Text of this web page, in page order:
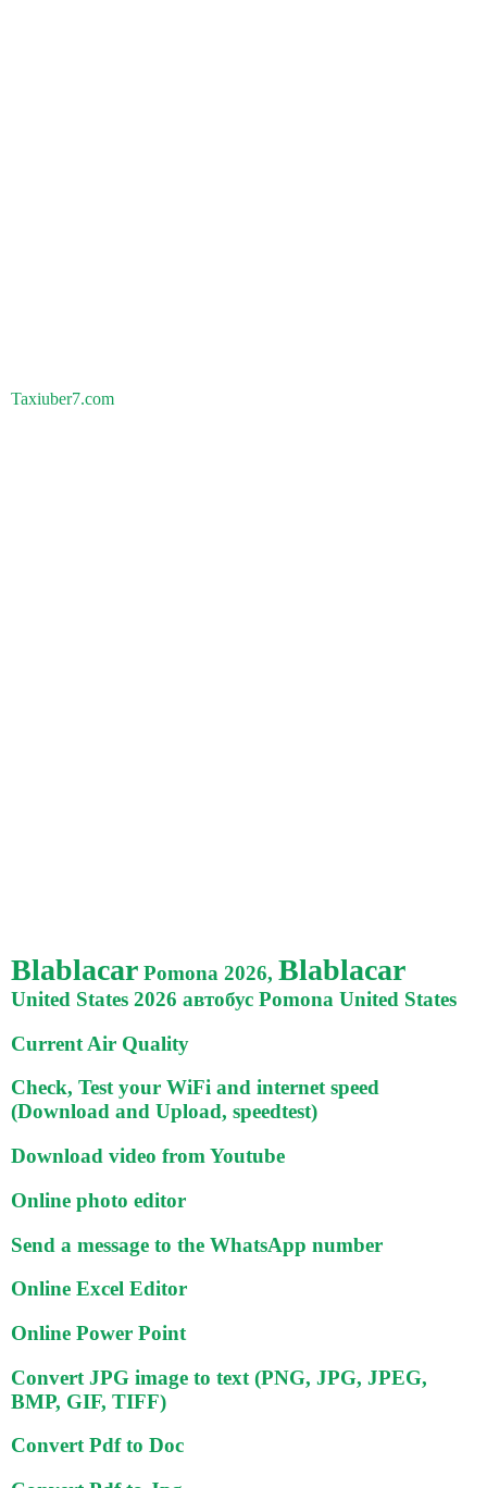
Taxiuber7.com
Blablacar Pomona 2026, Blablacar
United States 2026 автобус Pomona United States
Current Air Quality
Check, Test your WiFi and internet speed
(Download and Upload, speedtest)
Download video from Youtube
Online photo editor
Send a message to the WhatsApp number
Online Excel Editor
Online Power Point
Convert JPG image to text (PNG, JPG, JPEG,
BMP, GIF, TIFF)
Convert Pdf to Doc